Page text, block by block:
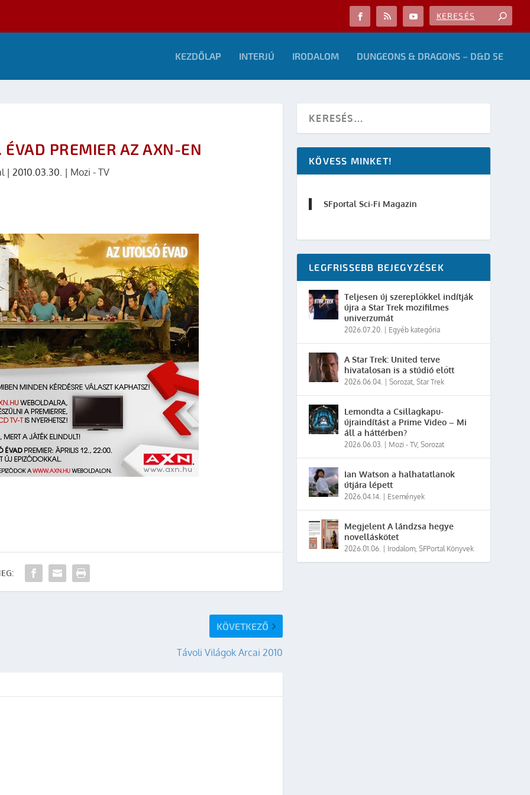
KEZDŐLAP INTERJÚ IRODALOM DUNGEONS & DRAGONS – D&D 5E
ÉVAD PREMIER AZ AXN-EN
| 2010.03.30. | Mozi - TV
KÖVETKEZŐ
Távoli Világok Arcai 2010
KÖVESS MINKET!
SFportal Sci-Fi Magazin
LEGFRISSEBB BEJEGYZÉSEK
Teljesen új szereplőkkel indítják
újra a Star Trek mozifilmes
univerzumát
2026.07.20. Egyéb kategória
A Star Trek: United terve
hivatalosan is a stúdió előtt
2026.06.04. |Sorozat,Star Trek
Lemondta a Csillagkapu-
újraindítást a Prime Video – Mi
áll a háttérben?
2026.06.03. Mozi - TV,Sorozat
Ian Watson a halhatatlanok
útjára lépett
2026.04.14. Események
Megjelent A lándzsa hegye
novelláskötet
2026.01.06. Irodalom,SFPortal Könyvek